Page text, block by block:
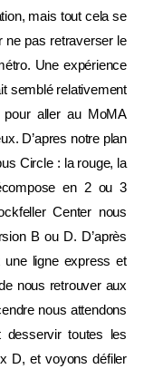
mais tout cela se
ne pas retraverser le
Une expérience
semblé relativement
aller au MoMA
D’apres notre plan
Circle : la rouge, la
en 2 ou 3
Center nous
B ou D. D’après
ligne express et
nous retrouver aux
nous attendons
toutes les
D, et voyons défiler